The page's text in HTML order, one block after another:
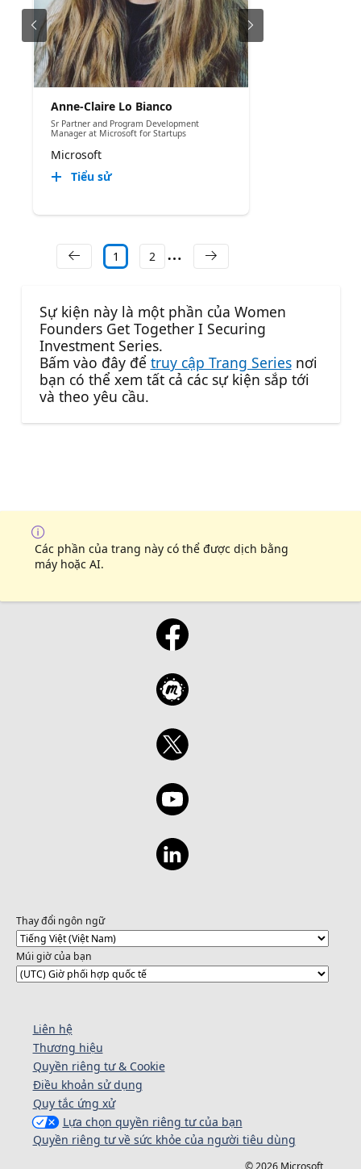
Anne-Claire Lo Bianco
Sr Partner and Program Development
Manager at Microsoft for Startups
Microsoft
Tiểu sử
1 2
Sự kiện này là một phần của Women
Founders Get Together I Securing
Investment Series.
Bấm vào đây để truy cập Trang Seriesnơi
bạn có thể xem tất cả các sự kiện sắp tới
và theo yêu cầu.
Các phần của trang này có thể được dịch bằng
máy hoặc AI.
Thay đổi ngôn ngữ
Múi giờ của bạn
Liên hệ
Thương hiệu
Quyền riêng tư & Cookie
Điều khoản sử dụng
Quy tắc ứng xử
Lựa chọn quyền riêng tư của bạn
Quyền riêng tư về sức khỏe của người tiêu dùng
© 2026 Microsoft